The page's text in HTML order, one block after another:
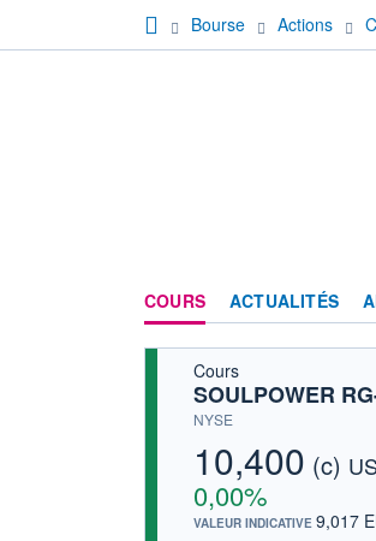
Bourse Actions
COURS ACTUALITÉS
Cours
SOULPOWER
NYSE
10,400 (c)
0,00%
VALEUR INDICATIVE 9,017